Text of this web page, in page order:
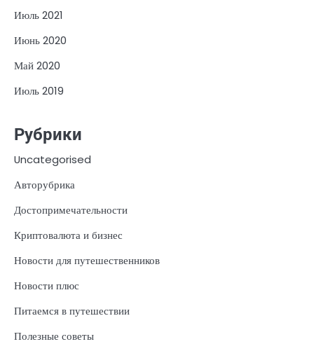
Июль 2021
Июнь 2020
Май 2020
Июль 2019
Рубрики
Uncategorised
Авторубрика
Достопримечательности
Криптовалюта и бизнес
Новости для путешественников
Новости плюс
Питаемся в путешествии
Полезные советы